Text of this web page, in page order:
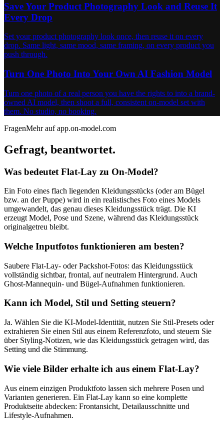
Save Your Product Photography Look and Reuse It
Every Drop
Set your product photography look once, then reuse it on every
drop. Same light, same mood, same framing, on every product you
push through.
Turn One Photo Into Your Own AI Fashion Model
Turn one photo of a real person you have the rights to into a brand-
owned AI model, then shoot a full, consistent on-model set with
them. No studio, no booking.
FragenMehr auf app.on-model.com
Gefragt, beantwortet.
Was bedeutet Flat-Lay zu On-Model?
Ein Foto eines flach liegenden Kleidungsstücks (oder am Bügel
bzw. an der Puppe) wird in ein realistisches Foto eines Models
umgewandelt, das genau dieses Kleidungsstück trägt. Die KI
erzeugt Model, Pose und Szene, während das Kleidungsstück
originalgetreu bleibt.
Welche Inputfotos funktionieren am besten?
Saubere Flat-Lay- oder Packshot-Fotos: das Kleidungsstück
vollständig sichtbar, frontal, auf neutralem Hintergrund. Auch
Ghost-Mannequin- und Bügel-Aufnahmen funktionieren.
Kann ich Model, Stil und Setting steuern?
Ja. Wählen Sie die KI-Model-Identität, nutzen Sie Stil-Presets oder
extrahieren Sie einen Stil aus einem Referenzfoto, und steuern Sie
über Styling-Notizen, wie das Kleidungsstück getragen wird, das
Setting und die Stimmung.
Wie viele Bilder erhalte ich aus einem Flat-Lay?
Aus einem einzigen Produktfoto lassen sich mehrere Posen und
Varianten generieren. Ein Flat-Lay kann so eine komplette
Produktseite abdecken: Frontansicht, Detailausschnitte und
Lifestyle-Aufnahmen.